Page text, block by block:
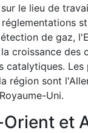
le lieu de
de gaz,
croissance des
catalytiques. Les
région sont
Uni.
et